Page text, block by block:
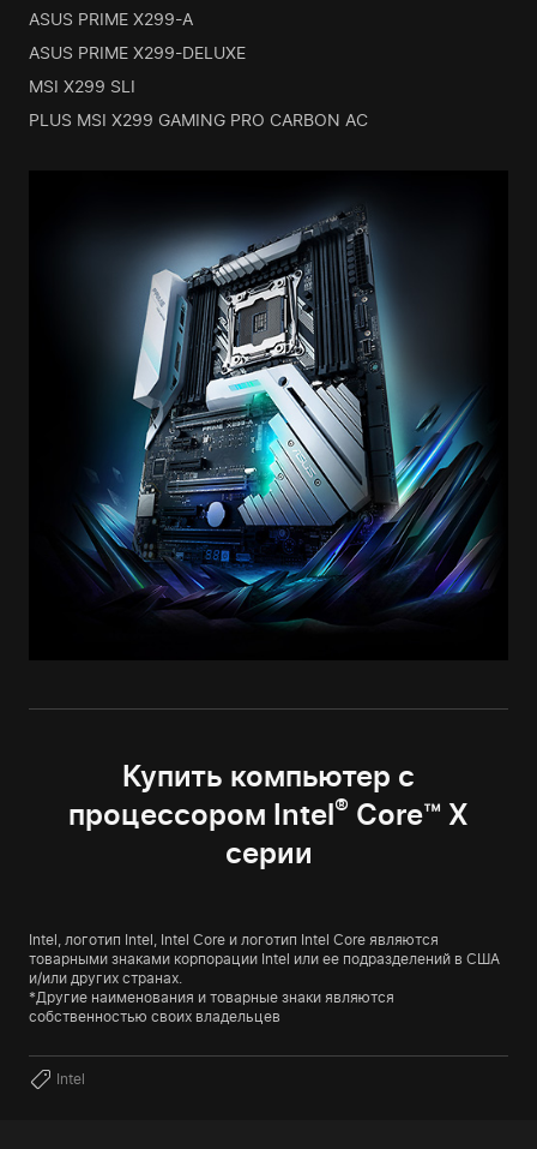
ASUS PRIME X299-A
ASUS PRIME X299-DELUXE
MSI X299 SLI
PLUS MSI X299 GAMING PRO CARBON AC
Купить компьютер с
процессором Intel® Core™ X
серии
Intel, логотип Intel, Intel Core и логотип Intel Core являются
товарными знаками корпорации Intel или ее подразделений в США
и/или других странах.
*Другие наименования и товарные знаки являются
собственностью своих владельцев
Intel